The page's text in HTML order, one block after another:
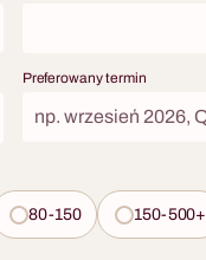
Preferowany termin
80-150 150-500+